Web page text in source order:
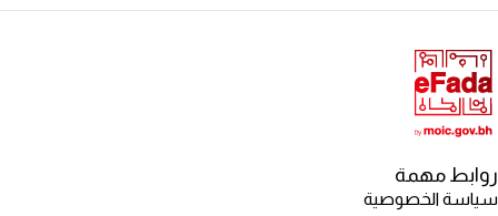
روابط مهمة
سياسة الخصوصية